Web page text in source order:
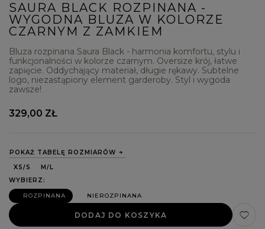
SAURA BLACK ROZPINANA -
WYGODNA BLUZA W KOLORZE
CZARNYM Z ZAMKIEM
Bluza rozpinana Saura Black - harmonia komfortu, stylu i
funkcjonalności w kolorze czarnym. Oversize krój, łatwe
zapięcie. Oddychający materiał, długie rękawy. Subtelne
logo, niezastąpiony element garderoby. Styl i wygoda
zawsze!
POKAŻ TABELĘ ROZMIARÓW
XS/S
M/L
WYBIERZ
ROZPINANA
NIEROZPINANA
DODAJ DO KOSZYKA
329,00 ZŁ